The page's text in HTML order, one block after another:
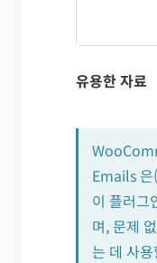
유용한 자료
Emails
이 플러그
며, 문제
는 데 사